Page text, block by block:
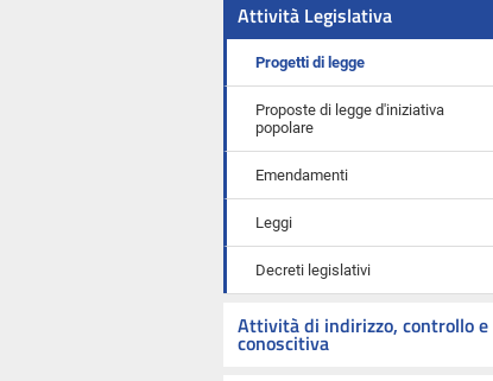
Attività Legislativa
Progetti di legge
Proposte di legge d'iniziativa
popolare
Emendamenti
Leggi
Decreti legislativi
Attività di indirizzo, controllo e
conoscitiva